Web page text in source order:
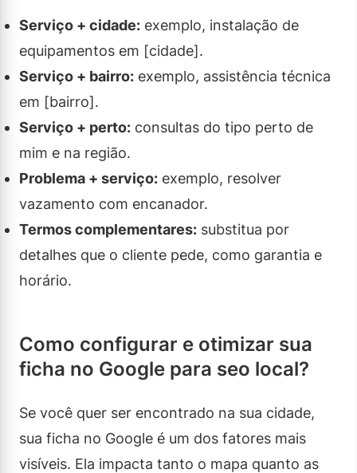
Serviço + cidade: exemplo, instalação de
equipamentos em [cidade].
Serviço + bairro: exemplo, assistência técnica
em [bairro].
Serviço + perto: consultas do tipo perto de
mim e na região.
Problema + serviço: exemplo, resolver
vazamento com encanador.
Termos complementares: substitua por
detalhes que o cliente pede, como garantia e
horário.
Como configurar e otimizar sua
ficha no Google para seo local?
Se você quer ser encontrado na sua cidade,
sua ficha no Google é um dos fatores mais
visíveis. Ela impacta tanto o mapa quanto as